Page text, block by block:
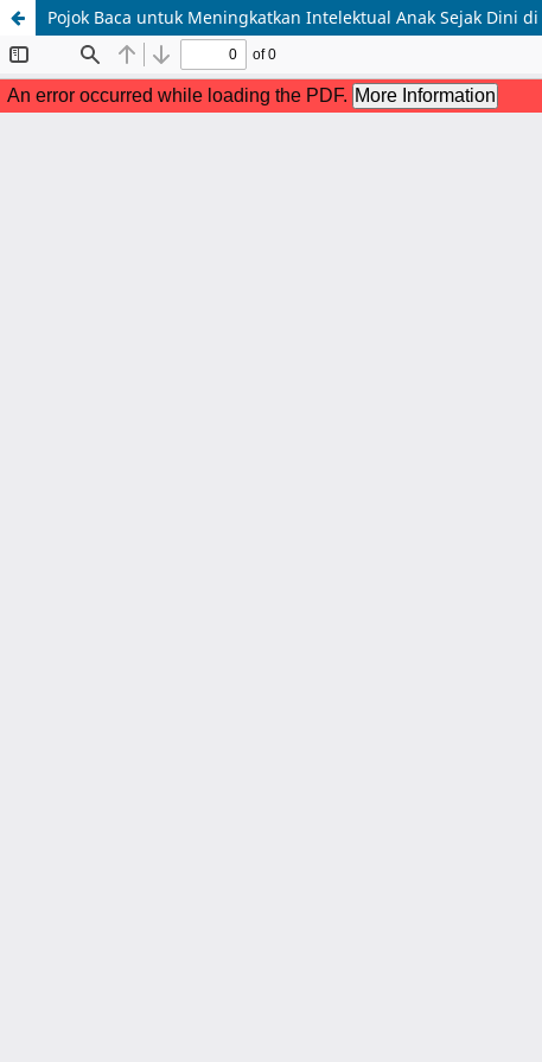
Pojok Baca untuk Meningkatkan Intelektual Anak Sejak Dini